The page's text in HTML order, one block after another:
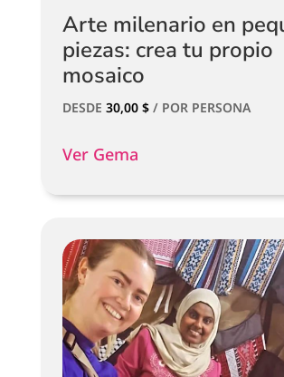
Arte milenario en
piezas: crea tu propio
mosaico
DESDE 30,00 $/ POR PERSONA
Ver Gema